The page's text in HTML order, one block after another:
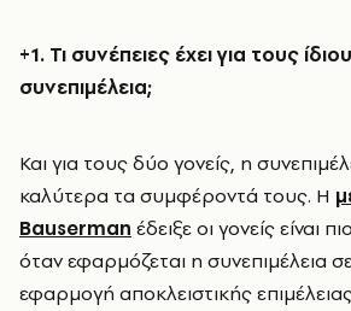
+1. Τι συνέπειες έχει για τους
συνεπιμέλεια;
Και για τους δύο γονείς, η
καλύτερα τα συμφέροντά τους. Η
Bauserman έδειξε οι γονείς είναι
όταν εφαρμόζεται η συνεπιμέλεια
εφαρμογή αποκλειστικής